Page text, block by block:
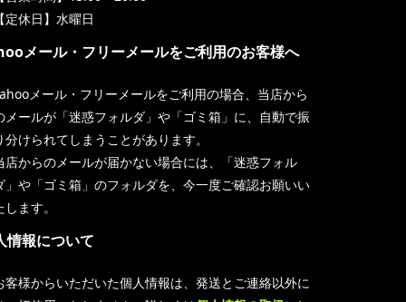
定休日】水曜日
メール・フリーメールをご利用のお客様へ
メール・フリーメールをご利用の場合、当店から
メールが「迷惑フォルダ」や「ゴミ箱」に、自動で振
分けられてしまうことがあります。
店からのメールが届かない場合には、「迷惑フォル
」や「ゴミ箱」のフォルダを、今一度ご確認お願いい
します。
情報について
客様からいただいた個人情報は、発送とご連絡以外に